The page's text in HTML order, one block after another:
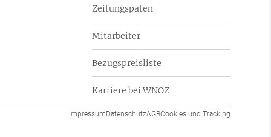
Zeitungspaten
Mitarbeiter
Bezugspreisliste
Karriere bei WNOZ
ImpressumDatenschutzAGBCookies und Tracking